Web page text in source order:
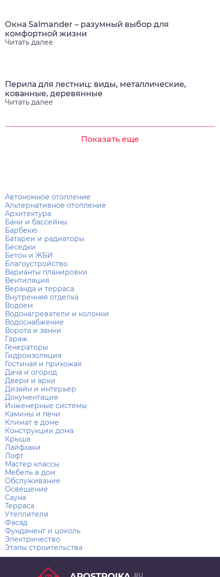
Окна Salmander – разумный выбор для
комфортной жизни
Читать далее
Перила для лестниц: виды, металлические,
кованные, деревянные
Читать далее
Показать еще
Автономное отопление
Альтернативное отопление
Архитектура
Бани и бассейны
Барбекю
Батареи и радиаторы
Беседки
Бетон и ЖБИ
Благоустройство
Варианты планировки
Вентиляция
Веранда и терраса
Внутренняя отделка
Водоем
Водонагреватели и колонки
Водоснабжение
Ворота и замки
Гараж
Генераторы
Гидроизоляция
Гостиная и прихожая
Дача и огород
Двери и арки
Дизайн и интерьер
Документация
Инженерные системы
Камины и печи
Климат в доме
Конструкции дома
Крыша
Лайфхаки
Лофт
Мастер классы
Мебель в дом
Обслуживание
Освещение
Сауна
Терраса
Утеплители
Фасад
Фундамент и цоколь
Электричество
Этапы строительства
.RU